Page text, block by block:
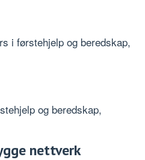
i førstehjelp og beredskap,
og beredskap,
nettverk